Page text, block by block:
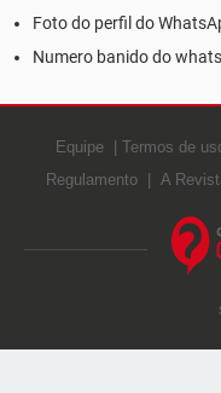
Foto do perfil do
Numero banido do
Equipe Termos de
Regulamento
A